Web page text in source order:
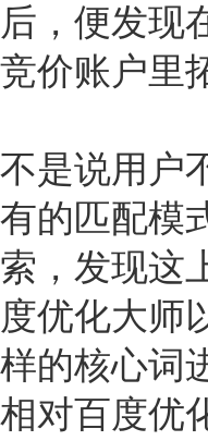
后，便发现
竞价账户里
不是说用户
有的匹配模
索，发现这
度优化大师
样的核心词
相对百度优